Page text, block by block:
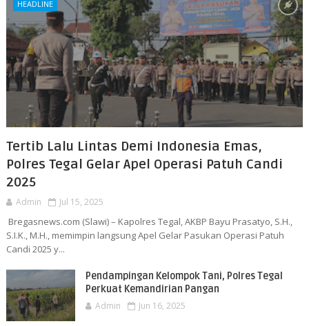
HEADLINE
Tertib Lalu Lintas Demi Indonesia Emas,
Polres Tegal Gelar Apel Operasi Patuh Candi
2025
Admin Jul 15, 2025
Bregasnews.com (Slawi) – Kapolres Tegal, AKBP Bayu Prasatyo, S.H.,
S.I.K., M.H., memimpin langsung Apel Gelar Pasukan Operasi Patuh
Candi 2025 y...
Pendampingan Kelompok Tani, Polres Tegal
Perkuat Kemandirian Pangan
Admin
Jun 16, 2025